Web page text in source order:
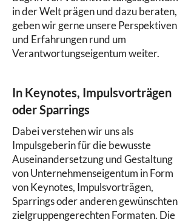
in der Welt prägen und dazu beraten,
geben wir gerne unsere Perspektiven
und Erfahrungen rund um
Verantwortungseigentum weiter.
In Keynotes, Impulsvorträgen
oder Sparrings
Dabei verstehen wir uns als
Impulsgeberin für die bewusste
Auseinandersetzung und Gestaltung
von Unternehmenseigentum in Form
von Keynotes, Impulsvorträgen,
Sparrings oder anderen gewünschten
zielgruppengerechten Formaten. Die